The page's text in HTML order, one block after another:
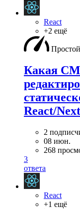
React
+2 ещё
Простой
Какая
React/
2
08 июн.
268
3
ответа
React
+1 ещё